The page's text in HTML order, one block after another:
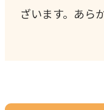
ざいます。あら